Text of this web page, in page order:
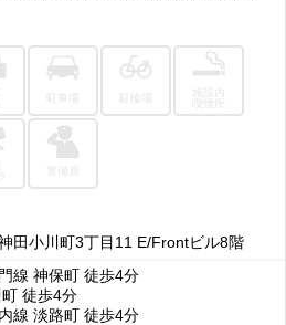
喫煙所
警備員
田小川町3丁目11 E/Frontビル8階
線 神保町 徒歩4分
徒歩4分
線 淡路町 徒歩4分